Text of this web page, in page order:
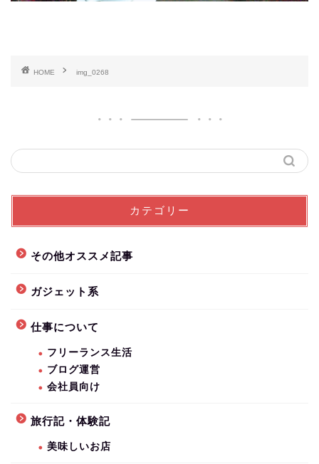
HOME img_0268
カテゴリー
その他オススメ記事
ガジェット系
仕事について
フリーランス生活
ブログ運営
会社員向け
旅行記・体験記
美味しいお店